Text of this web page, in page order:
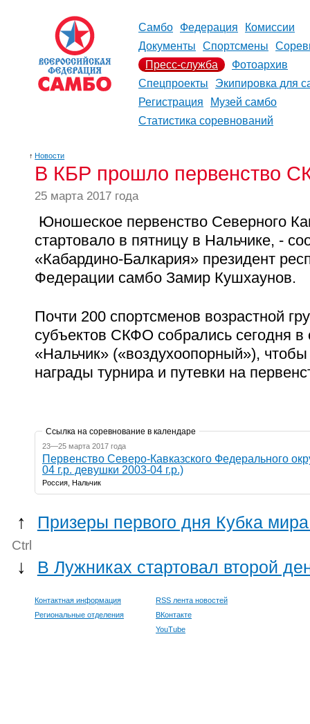
Самбо Федерация
Комиссии
Документы
Спортсмены
Пресс-служба
Фотоархив
Спецпроекты
Экипировка для
Регистрация
Музей самбо
Статистика соревнований
↑ Новости
В КБР прошло первенство
25 марта 2017 года
Юношеское первенство Северного
стартовало в пятницу в Нальчике, -
«Кабардино-Балкария» президент
Федерации самбо Замир Кушхаунов.
Почти 200 спортсменов возрастной
субъектов СКФО собрались сегодня в
«Нальчик» («воздухоопорный»),
награды турнира и путевки на
Ссылка на соревнование в календаре
23—25 марта 2017 года
Первенство Северо-Кавказского Федерального
04 г.р. девушки 2003-04 г.р.)
Россия, Нальчик
↑ Призеры первого дня Кубка
Ctrl
↓ В Лужниках стартовал второй
Контактная информация
Региональные отделения
RSS лента новостей
ВКонтакте
YouTube